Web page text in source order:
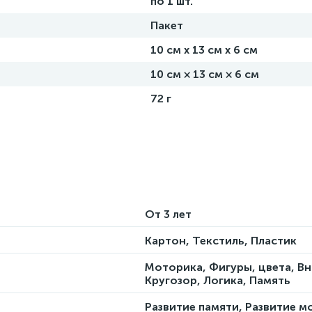
Пакет
10 см х 13 см х 6 см
10 см × 13 см × 6 см
72 г
От 3 лет
Картон, Текстиль, Пластик
Моторика, Фигуры, цвета,
Кругозор, Логика, Память
Развитие памяти, Развитие